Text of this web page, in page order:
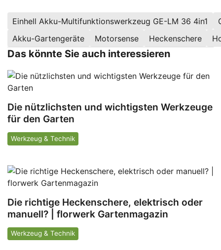
Einhell Akku-Multifunktionswerkzeug GE-LM 36 4in1
Akku-Gartengeräte
Motorsense Heckenschere
Das könnte Sie auch interessieren
Die nützlichsten und wichtigsten Werkzeuge
für den Garten
Werkzeug & Technik
Die richtige Heckenschere, elektrisch oder
manuell? | florwerk Gartenmagazin
Werkzeug & Technik